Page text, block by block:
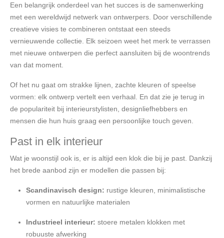
Een belangrijk onderdeel van het succes is de samenwerking
met een wereldwijd netwerk van ontwerpers. Door verschillende
creatieve visies te combineren ontstaat een steeds
vernieuwende collectie. Elk seizoen weet het merk te verrassen
met nieuwe ontwerpen die perfect aansluiten bij de woontrends
van dat moment.
Of het nu gaat om strakke lijnen, zachte kleuren of speelse
vormen: elk ontwerp vertelt een verhaal. En dat zie je terug in
de populariteit bij interieurstylisten, designliefhebbers en
mensen die hun huis graag een persoonlijke touch geven.
Past in elk interieur
Wat je woonstijl ook is, er is altijd een klok die bij je past. Dankzij
het brede aanbod zijn er modellen die passen bij:
Scandinavisch design: rustige kleuren, minimalistische
vormen en natuurlijke materialen
Industrieel interieur: stoere metalen klokken met
robuuste afwerking